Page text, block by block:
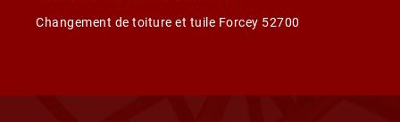
Changement de toiture et tuile Forcey 52700